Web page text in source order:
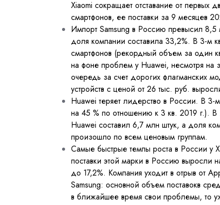
Xiaomi сокращает отставание от первых
смартфонов, ее поставки за 9 месяцев
Импорт Samsung в Россию превысил 8,5
доля компании составила 33,2%. В 3-м
смартфонов (рекордный объем за один
на фоне проблем у Huawei, несмотря на
очередь за счет дорогих флагманских
устройств с ценой от 26 тыс. руб.
Huawei теряет лидерство в России. В 3-
на 45 % по отношению к 3 кв. 2019 г.). В
Huawei составил 6,7 млн штук, а доля
произошло по всем ценовым группам.
Самые быстрые темпы роста в России у
поставки этой марки в Россию выросли
до 17,2%. Компания уходит в отрыв от
Samsung: основной объем поставокв
в ближайшее время свои проблемы, то